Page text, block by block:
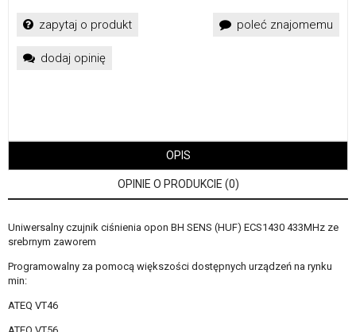
zapytaj o produkt poleć znajomemu
dodaj opinię
OPIS
OPINIE O PRODUKCIE (0)
Uniwersalny czujnik ciśnienia opon BH SENS (HUF) ECS1430 433MHz ze
srebrnym zaworem
Programowalny za pomocą większości dostępnych urządzeń na rynku
min:
ATEQ VT46